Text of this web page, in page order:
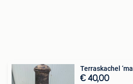
Terraskachel
€ 40,00